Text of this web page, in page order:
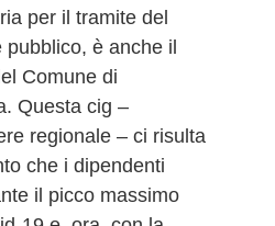
per il tramite del
pubblico, è anche il
Comune di
Questa cig –
regionale – ci risulta
che i dipendenti
il picco massimo